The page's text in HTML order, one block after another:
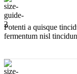
и
доставкой
Крыму
и
Potenti a quisque
fermentum nisl